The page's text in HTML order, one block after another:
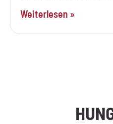
Weiterlesen »